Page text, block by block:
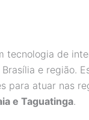
tecnologia de
e região.
para atuar nas
e Taguatinga.